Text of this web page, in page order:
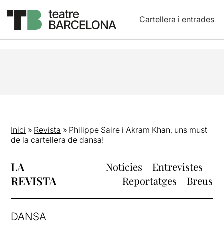
Cartellera i entrades
Inici » Revista » Philippe Saire i Akram Khan, uns must
de la cartellera de dansa!
LA
REVISTA
Notícies
Entrevistes
Reportatges
Breus
DANSA